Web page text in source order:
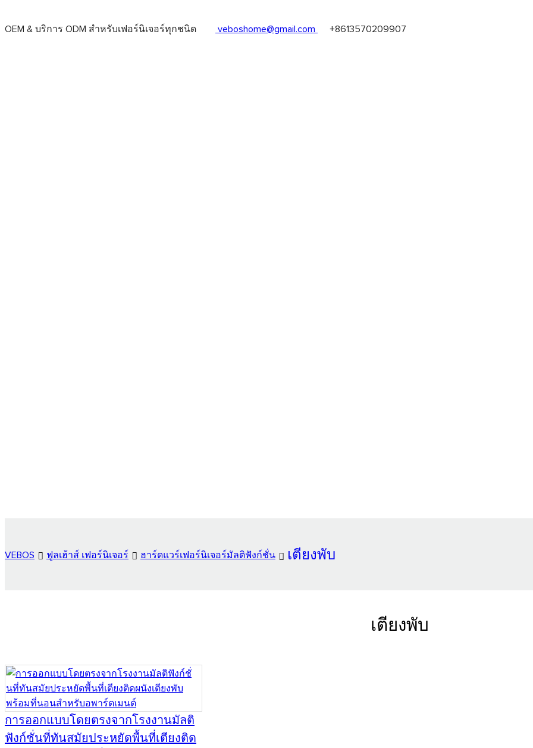
OEM & บริการ ODM สำหรับเฟอร์นิเจอร์ทุกชนิด veboshome@gmail.com +8613570209907
VEBOS ฟูลเฮ้าส์ เฟอร์นิเจอร์ ฮาร์ดแวร์เฟอร์นิเจอร์มัลติฟังก์ชั่น เตียงพับ
เตียงพับ
การออกแบบโดยตรงจากโรงงานมัลติ
ฟังก์ชั่นที่ทันสมัยประหยัดพื้นที่เตียงติด